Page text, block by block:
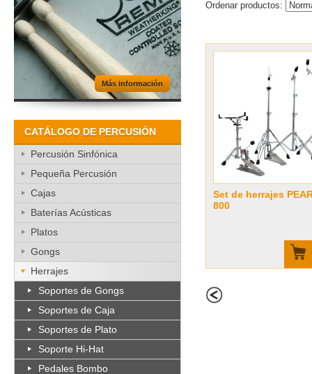
Más información
CATÁLOGO DE PERCUSIÓN
Percusión Sinfónica
Pequeña Percusión
Cajas
Baterías Acústicas
Platos
Gongs
Herrajes
Soportes de Gongs
Soportes de Caja
Soportes de Plato
Soporte Hi-Hat
Pedales Bombo
Ordenar productos:
Set de herrajes
800